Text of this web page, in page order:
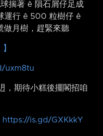
揣著 ê 隕石屑仔足成
運行 ê 500 粒樹仔 ê
做月樹，趕緊來聽
uxm8tu
，期待小糕後擺閣招咱
https://is.gd/GXKkkY